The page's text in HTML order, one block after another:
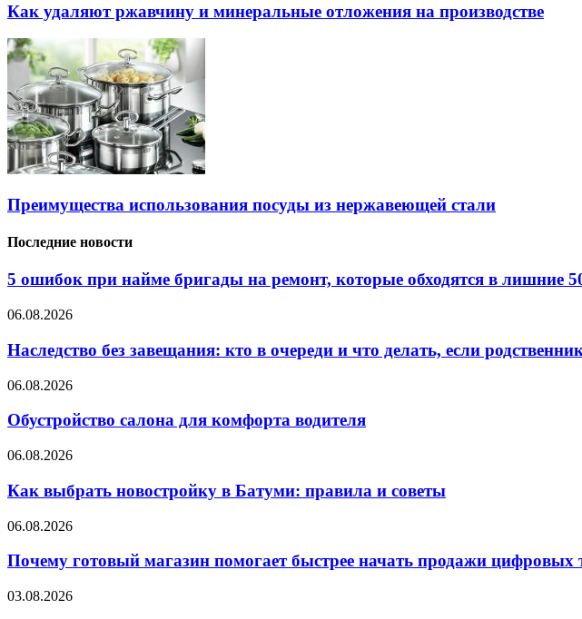
Как удаляют ржавчину и минеральные отложения на производстве
Преимущества использования посуды из нержавеющей стали
Последние новости
5 ошибок при найме бригады на ремонт, которые обходятся в лишние
06.08.2026
Наследство без завещания: кто в очереди и что делать, если
06.08.2026
Обустройство салона для комфорта водителя
06.08.2026
Как выбрать новостройку в Батуми: правила и советы
06.08.2026
Почему готовый магазин помогает быстрее начать продажи цифровых
03.08.2026